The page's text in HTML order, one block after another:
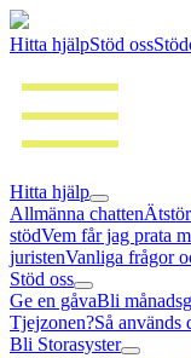
Hitta hjälpStöd oss
Hitta hjälp
Allmänna chatten
stödVem får jag prata
juristenVanliga frågor
Stöd oss
Ge en gåvaBli
Tjejzonen?Så används
Bli Storasyster